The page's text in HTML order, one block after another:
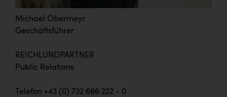
Michael Obermeyr
Geschäftsführer
REICHLUNDPARTNER
Public Relations
Telefon +43 (0) 732 666 222 - 0